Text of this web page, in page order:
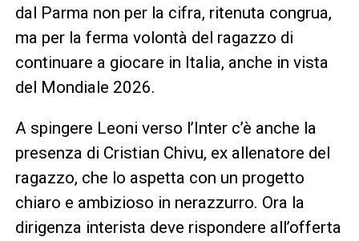
dal Parma non per la cifra, ritenuta congrua,
ma per la ferma volontà del ragazzo di
continuare a giocare in Italia, anche in vista
del Mondiale 2026.
A spingere Leoni verso l’Inter c’è anche la
presenza di Cristian Chivu, ex allenatore del
ragazzo, che lo aspetta con un progetto
chiaro e ambizioso in nerazzurro. Ora la
dirigenza interista deve rispondere all’offerta